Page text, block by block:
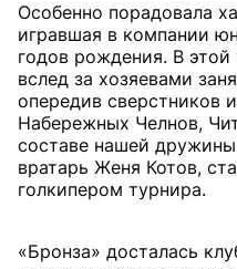
Особенно порадовала
игравшая в компании
годов рождения. В
вслед за хозяевами
опередив сверстников
Набережных Челнов,
составе нашей
вратарь Женя Котов,
голкипером турнира.
«Бронза» досталась